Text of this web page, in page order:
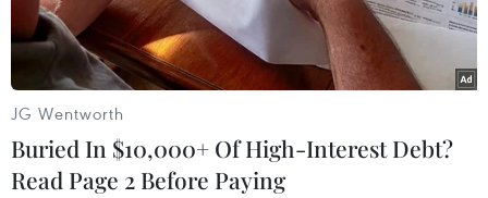
JG Wentworth
Buried In $10,000+ Of High-Interest Debt?
Read Page 2 Before Paying